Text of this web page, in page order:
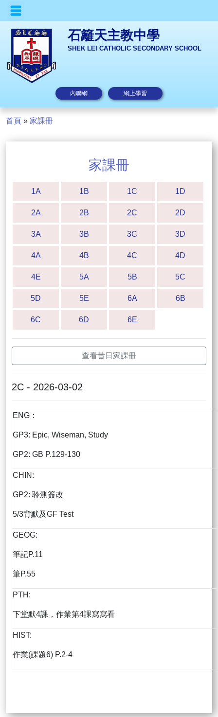
石籬天主教中學
SHEK LEI CATHOLIC SECONDARY SCHOOL
內聯網 網上學習
首頁 » 家課冊
家課冊
1A 1B 1C 1D
2A 2B 2C 2D
3A 3B 3C 3D
4A 4B 4C 4D
4E 5A 5B 5C
5D 5E 6A 6B
6C 6D 6E
查看昔日家課冊
2C - 2026-03-02
ENG：
GP3: Epic, Wiseman, Study
GP2: GB P.129-130
CHIN:
GP2: 聆測簽改
5/3背默及GF Test
GEOG:
筆記P.11
筆P.55
PTH:
下堂默4課，作業第4課寫寫看
HIST:
作業(課題6) P.2-4